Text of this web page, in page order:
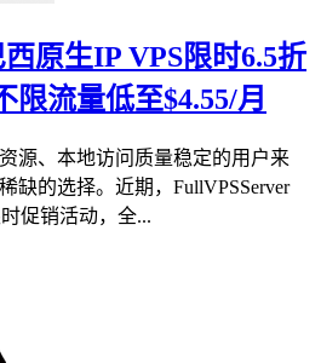
原生IP VPS限时6.5折
限流量低至$4.55/月
源、本地访问质量稳定的用户来
缺的选择。近期，FullVPSServer
促销活动，全...